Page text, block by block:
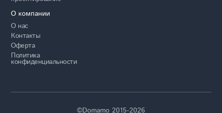
О компании
О нас
Контакты
Оферта
Политика
конфиденциальности
©Domamo 2015-2026